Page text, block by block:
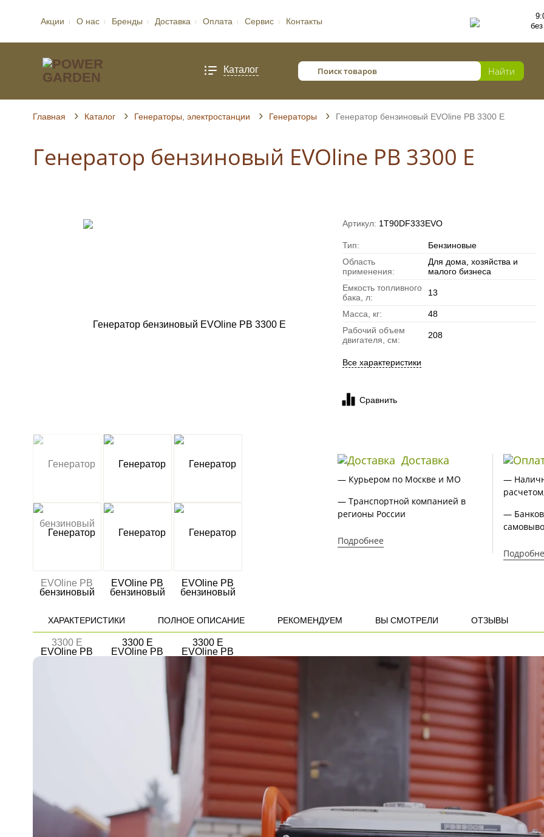
Акции О нас Бренды Доставка Оплата Сервис Контакты
Каталог
Главная Каталог Генераторы, электростанции Генераторы Генератор бензиновый EVOline PB 3300 E
Генератор бензиновый EVOline PB 3300 E
Артикул: 1T90DF333EVO
Тип:
Бензиновые
Область
применения:
Для дома, хозяйства и
малого бизнеса
Емкость топливного
бака, л:
13
Масса, кг:
48
Рабочий объем
двигателя, см:
208
Все характеристики
Сравнить
Доставка
— Курьером по Москве и МО
— Транспортной компанией в
регионы России
Подробнее
—
—
ХАРАКТЕРИСТИКИ ПОЛНОЕ ОПИСАНИЕ РЕКОМЕНДУЕМ ВЫ СМОТРЕЛИ ОТЗЫВЫ